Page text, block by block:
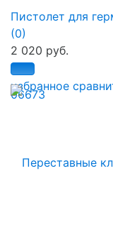
избранное
Пистолет для
(0)
2 020 руб.